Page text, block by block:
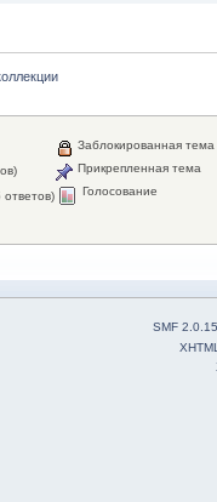
Заблокированная тема
Прикрепленная тема
Голосование
SMF 2.0.15